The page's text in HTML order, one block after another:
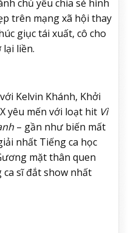
chủ yếu chia sẻ hình
trên mạng xã hội thay
giục tái xuất, cô cho
liền.
Kelvin Khánh, Khởi
yêu mến với loạt hit Vì
– gần như biến mất
nhất Tiếng ca học
mặt thân quen
sĩ đắt show nhất